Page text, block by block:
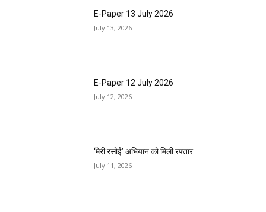
E-Paper 13 July 2026
July 13, 2026
E-Paper 12 July 2026
July 12, 2026
‘मेरी रसोई’ अभियान को मिली रफ्तार
July 11, 2026